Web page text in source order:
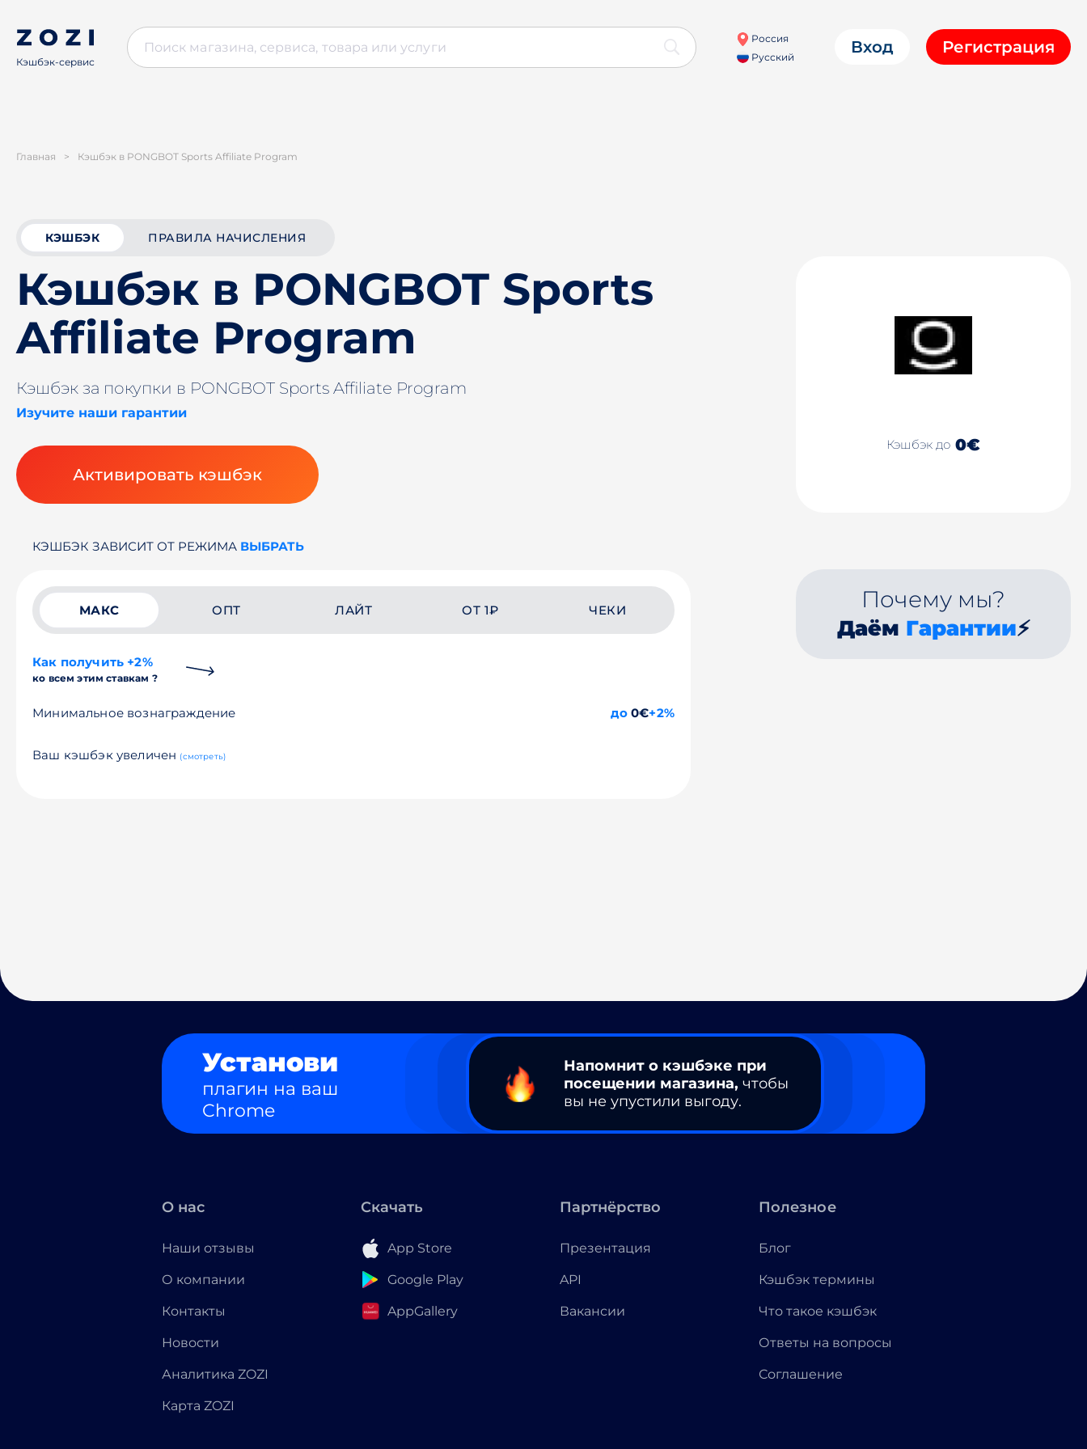
Кэшбэк-сервис
Россия
Русский
Вход Регистрация
Главная > Кэшбэк в PONGBOT Sports Affiliate Program
КЭШБЭК ПРАВИЛА НАЧИСЛЕНИЯ
Кэшбэк в PONGBOT Sports
Affiliate Program
Кэшбэк за покупки в PONGBOT Sports Affiliate Program
Изучите наши гарантии
Активировать кэшбэк
Кэшбэк до 0€
КЭШБЭК ЗАВИСИТ ОТ РЕЖИМА ВЫБРАТЬ
МАКС ОПТ ЛАЙТ ОТ 1₽ ЧЕКИ
Как получить +2%
ко всем этим ставкам ?
Минимальное вознаграждение до0€+2%
Ваш кэшбэк увеличен (смотреть)
Почему мы?
Даём Гарантии⚡
Установи
плагин на ваш
Chrome
Напомнит о кэшбэке при
посещении магазина, чтобы
вы не упустили выгоду.
О нас
Наши отзывы
О компании
Контакты
Новости
Аналитика ZOZI
Карта ZOZI
Скачать
App Store
Google Play
AppGallery
Партнёрство
Презентация
API
Вакансии
Полезное
Блог
Кэшбэк термины
Что такое кэшбэк
Ответы на вопросы
Соглашение